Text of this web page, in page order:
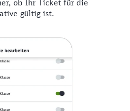
ob Ihr Ticket für die
gültig ist.